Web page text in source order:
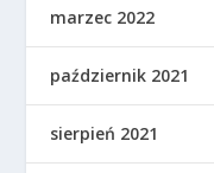
marzec 2022
październik 2021
sierpień 2021